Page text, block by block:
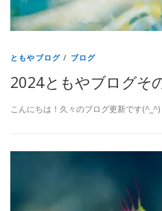
ともやブログ / ブログ
2024ともやブログそ
こんにちは！久々のブログ更新です